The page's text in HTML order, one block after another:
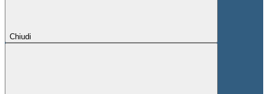
Chiudi